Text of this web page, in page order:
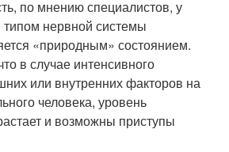
по мнению специалистов, у
нервной системы
«природным» состоянием.
в случае интенсивного
или внутренних факторов на
человека, уровень
и возможны приступы